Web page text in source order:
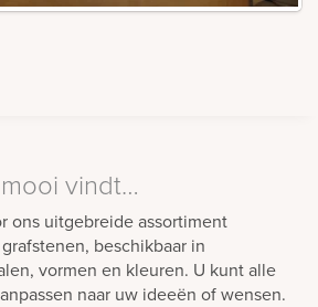
vindt…
ons uitgebreide assortiment
beschikbaar in
vormen en kleuren. U kunt alle
naar uw ideeën of wensen.